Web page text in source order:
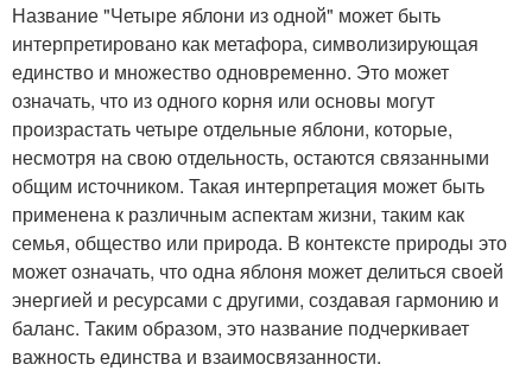
Название "Четыре яблони из одной" может быть
интерпретировано как метафора, символизирующая
единство и множество одновременно. Это может
означать, что из одного корня или основы могут
произрастать четыре отдельные яблони, которые,
несмотря на свою отдельность, остаются связанными
общим источником. Такая интерпретация может быть
применена к различным аспектам жизни, таким как
семья, общество или природа. В контексте природы это
может означать, что одна яблоня может делиться своей
энергией и ресурсами с другими, создавая гармонию и
баланс. Таким образом, это название подчеркивает
важность единства и взаимосвязанности.